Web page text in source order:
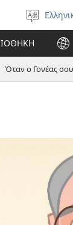
Όταν ο Γονέας